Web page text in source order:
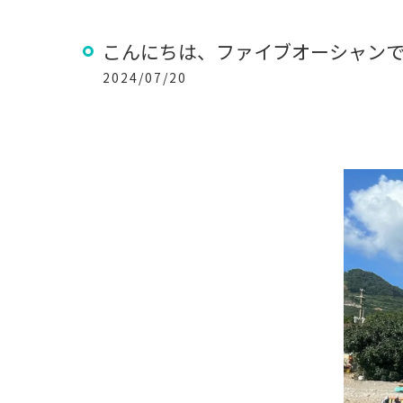
こんにちは、ファイブオーシャン
2024/07/20